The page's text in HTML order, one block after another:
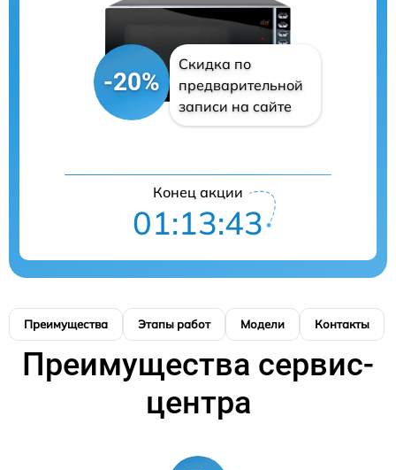
-20%
Скидка по
предварительной
записи на сайте
Конец акции
01:13:42
Преимущества Этапы работ Модели Контакты
Преимущества сервис-
центра